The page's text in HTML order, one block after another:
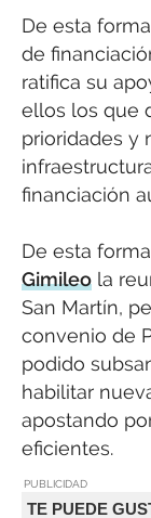
De esta
de
ratifica su
ellos los que
prioridades y
financiación
De esta
Gimileo la
San Martín,
convenio de
podido
habilitar
apostando
eficientes.
PUBLICIDAD
TE PUEDE